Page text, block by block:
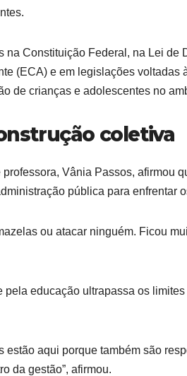
Constituição Federal, na Lei de
(ECA) e em legislações voltadas
de crianças e adolescentes no
coletiva
Vânia Passos, afirmou
pública para enfrentar
ou atacar ninguém. Ficou
educação ultrapassa os limites
aqui porque também são
da gestão”, afirmou.